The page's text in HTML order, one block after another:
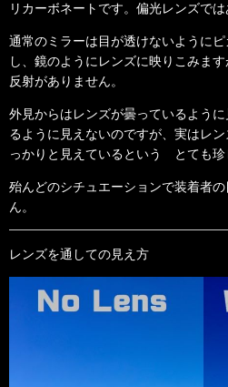
リカーボネートです。偏光レンズでは
通常のミラーは目が透けないように
し、鏡のようにレンズに映りこみま
反射がありません。
外見からはレンズが曇っているよう
るように見えないのですが、実はレ
っかりと見えているという とても珍
殆んどのシチュエーションで装着者
ん。
レンズを通しての見え方